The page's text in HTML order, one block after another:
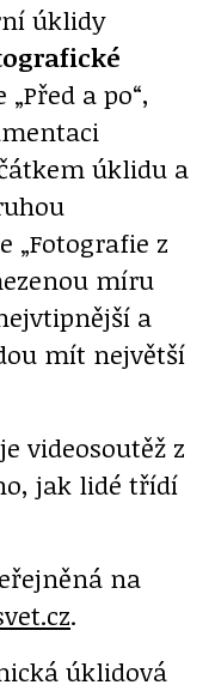
úklidy
a po“,
úklidu a
„Fotografie z
míru
a
mít největší
videosoutěž z
jak lidé třídí
na
.
úklidová